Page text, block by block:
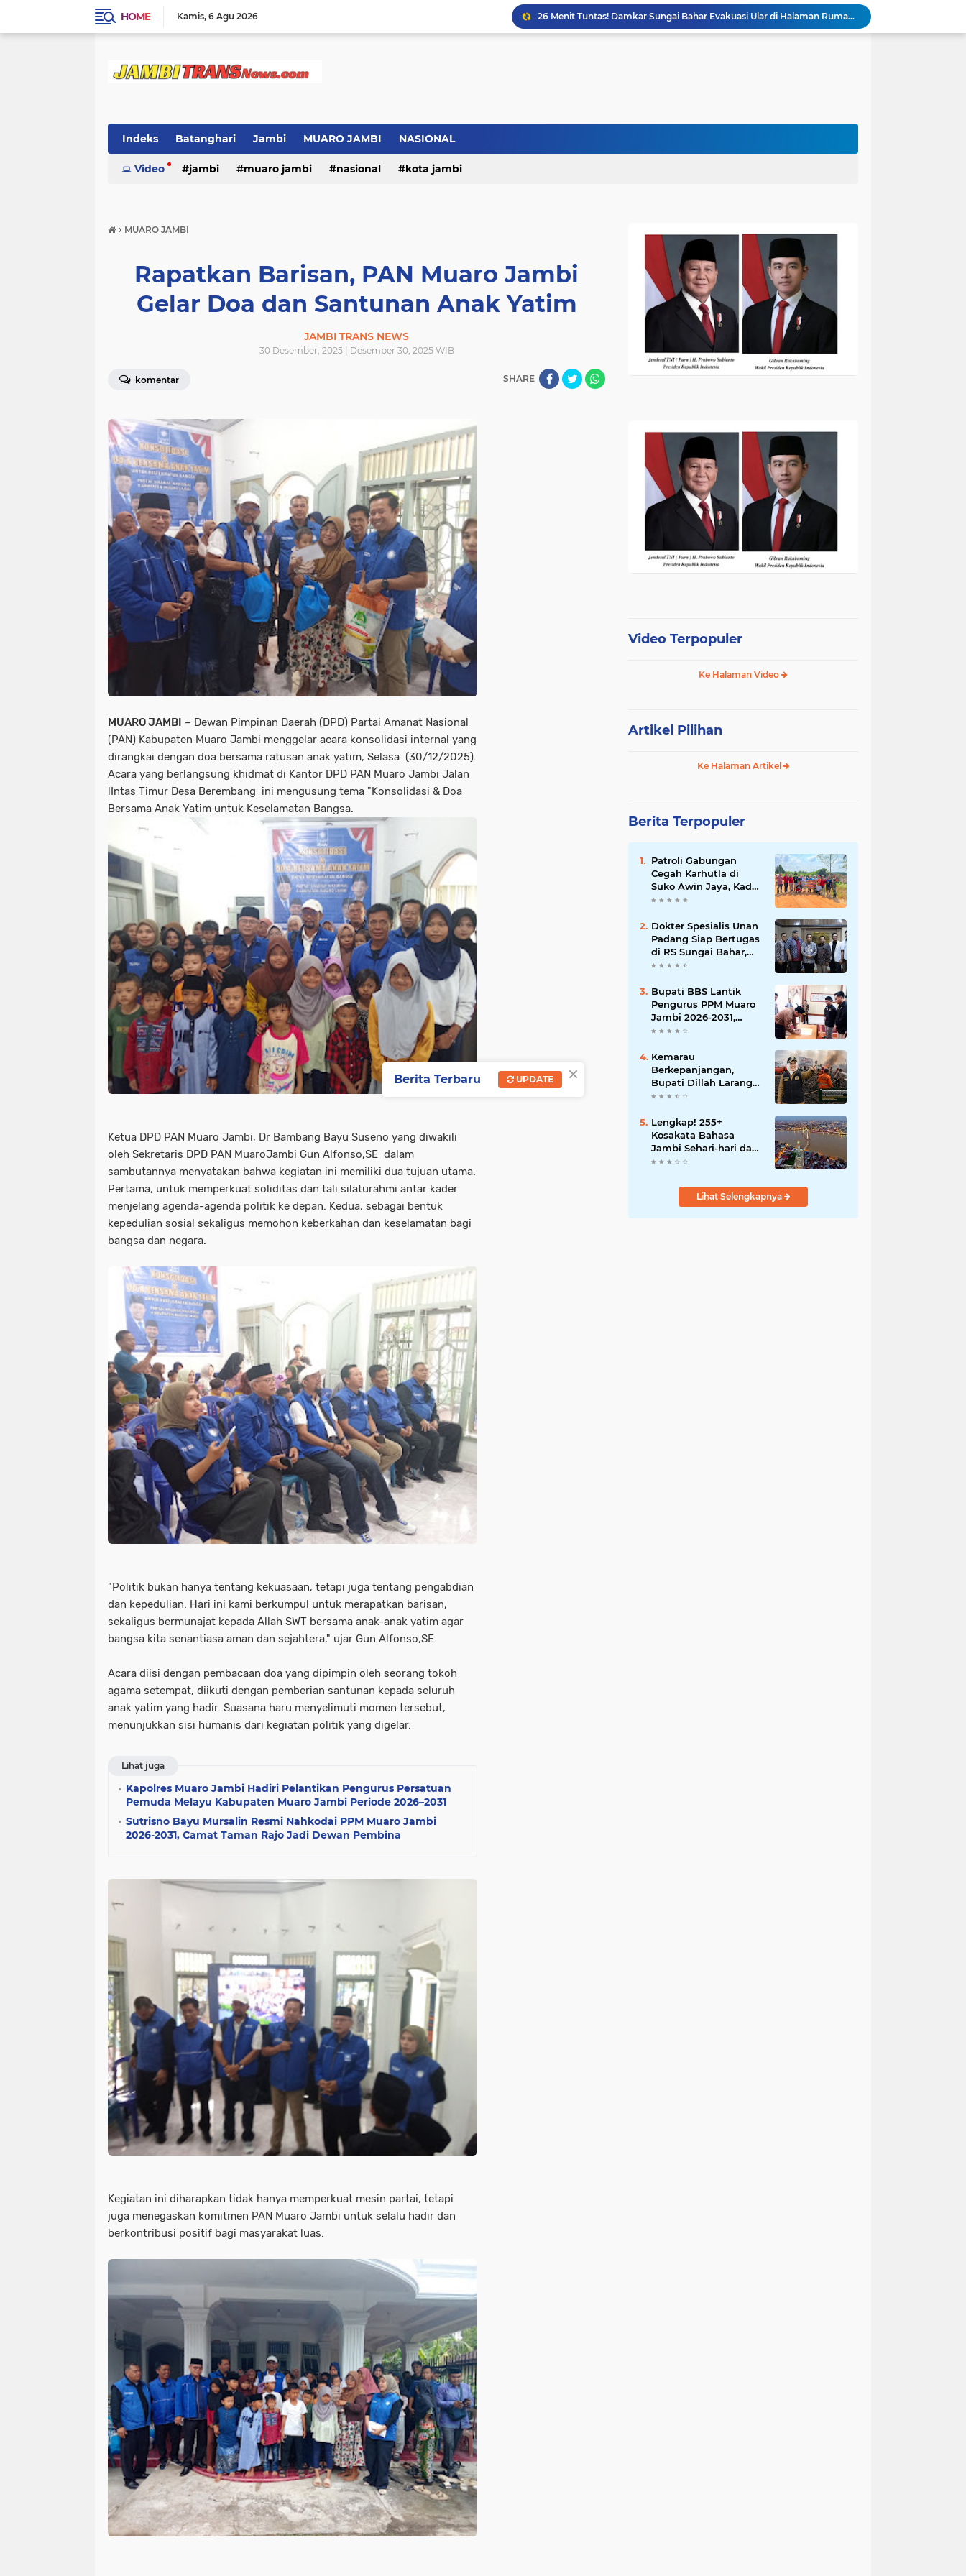
HOME Kamis 6 Agu 2026
Polres Muaro Jambi Raih Penghargaan Kapolri pada Rakernis Bidang Keuangan Polda Jambi
Patroli Gabungan Cegah Karhutla di Suko Awin Jaya, Kades Idawati Gandeng PT BBB-S, TNI dan BPD
Viral,Buaya Muncul di Sungai Batanghari Pulau Kayu Aro, Sekdes: Lokasi di RT 07`
Indeks Batanghari Jambi MUARO JAMBI NASIONAL
Video jambi muaro jambi nasional kota jambi
› MUARO JAMBI
Rapatkan Barisan, PAN Muaro Jambi
Gelar Doa dan Santunan Anak Yatim
JAMBI TRANS NEWS
30 Desember, 2025 | Desember 30, 2025 WIB
komentar SHARE
MUARO JAMBI – Dewan Pimpinan Daerah (DPD) Partai Amanat Nasional
(PAN) Kabupaten Muaro Jambi menggelar acara konsolidasi internal yang
dirangkai dengan doa bersama ratusan anak yatim, Selasa (30/12/2025).
Acara yang berlangsung khidmat di Kantor DPD PAN Muaro Jambi Jalan
lIntas Timur Desa Berembang ini mengusung tema "Konsolidasi & Doa
Bersama Anak Yatim untuk Keselamatan Bangsa.
Ketua DPD PAN Muaro Jambi, Dr Bambang Bayu Suseno yang diwakili
oleh Sekretaris DPD PAN MuaroJambi Gun Alfonso,SE dalam
sambutannya menyatakan bahwa kegiatan ini memiliki dua tujuan utama.
Pertama, untuk memperkuat soliditas dan tali silaturahmi antar kader
menjelang agenda-agenda politik ke depan. Kedua, sebagai bentuk
kepedulian sosial sekaligus memohon keberkahan dan keselamatan bagi
bangsa dan negara.
"Politik bukan hanya tentang kekuasaan, tetapi juga tentang pengabdian
dan kepedulian. Hari ini kami berkumpul untuk merapatkan barisan,
sekaligus bermunajat kepada Allah SWT bersama anak-anak yatim agar
bangsa kita senantiasa aman dan sejahtera," ujar Gun Alfonso,SE.
Acara diisi dengan pembacaan doa yang dipimpin oleh seorang tokoh
agama setempat, diikuti dengan pemberian santunan kepada seluruh
anak yatim yang hadir. Suasana haru menyelimuti momen tersebut,
menunjukkan sisi humanis dari kegiatan politik yang digelar.
Lihat juga
Kapolres Muaro Jambi Hadiri Pelantikan Pengurus Persatuan
Pemuda Melayu Kabupaten Muaro Jambi Periode 2026–2031
Sutrisno Bayu Mursalin Resmi Nahkodai PPM Muaro Jambi
2026-2031, Camat Taman Rajo Jadi Dewan Pembina
Kegiatan ini diharapkan tidak hanya memperkuat mesin partai, tetapi
juga menegaskan komitmen PAN Muaro Jambi untuk selalu hadir dan
berkontribusi positif bagi masyarakat luas.
Video Terpopuler
Ke Halaman Video
Artikel Pilihan
Ke Halaman Artikel
Berita Terpopuler
Patroli Gabungan
Cegah Karhutla di
Suko Awin Jaya, Kades
Idawati Gandeng PT
Dokter Spesialis Unan
Padang Siap Bertugas
di RS Sungai Bahar,
Bupati BBS Apresiasi`
Bupati BBS Lantik
Pengurus PPM Muaro
Jambi 2026-2031,
Dorong Pemuda Jadi
Kemarau
Berkepanjangan,
Bupati Dillah Larang
Camat Tinggalkan
Hadapi Karhutla dan
Kebakaran
Permukiman
Lengkap! 255+
Kosakata Bahasa
Jambi Sehari-hari dan
Artinya
Lihat Selengkapnya
×
Berita Terbaru UPDATE